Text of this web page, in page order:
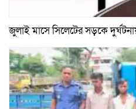
জুলাই মাসে সিলেটের সড়কে